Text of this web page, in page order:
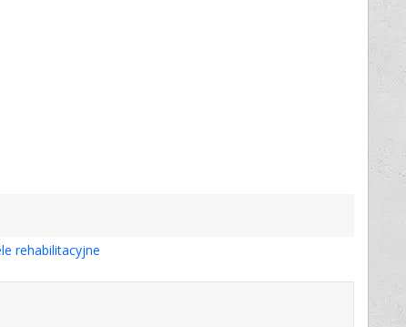
rehabilitacyjne